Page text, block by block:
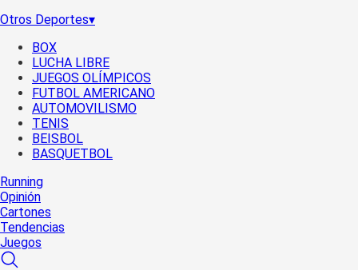
Otros Deportes▾
BOX
LUCHA LIBRE
JUEGOS OLÍMPICOS
FUTBOL AMERICANO
AUTOMOVILISMO
TENIS
BEISBOL
BASQUETBOL
Running
Opinión
Cartones
Tendencias
Juegos